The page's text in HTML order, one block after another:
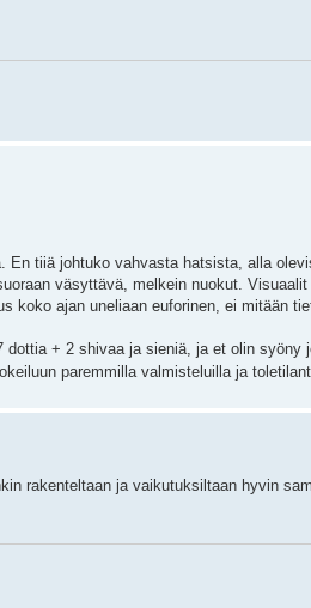
tiiä johtuko vahvasta hatsista, alla
väsyttävä, melkein nuokut.
koko ajan uneliaan euforinen, ei mitään
+ 2 shivaa ja sieniä, ja et olin syöny
paremmilla valmisteluilla ja
rakenteltaan ja vaikutuksiltaan hyvin